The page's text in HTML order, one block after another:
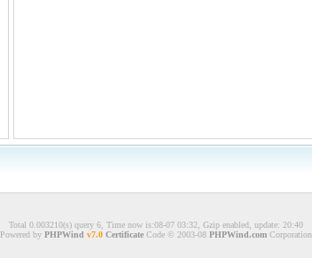
Total 0.003210(s) query 6, Time now is:08-07 03:32, Gzip enabled, update: 20:40
Powered by PHPWind v7.0 Certificate Code © 2003-08 PHPWind.com Corporation